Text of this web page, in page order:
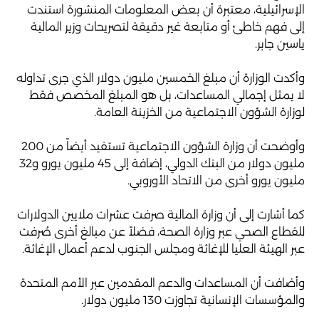
الإسرائيلية، معتبرة أن بعض المعلومات المنشورة استندت
إلى فهم خاطئ أو متابعة غير دقيقة لتصريحات وزير المالية
ياسين جابر.
وأكدت الوزارة أن مبلغ الخمسين مليون دولار الذي جرى تداوله
لا يمثل إجمالي المساعدات، بل هو المبلغ المخصص فقط
لوزارة الشؤون الاجتماعية من الخزينة العامة.
وأوضحت أن وزارة الشؤون الاجتماعية تستفيد أيضاً من 200
مليون دولار من البنك الدولي، إضافة إلى 45 مليون يورو و32
مليون يورو أخرى من الاتحاد الأوروبي.
كما أشارت إلى أن وزارة المالية صرفت عشرات ملايين الدولارات
للقطاع الصحي عبر وزارة الصحة، فضلاً عن مبالغ أخرى صُرفت
عبر الهيئة العليا للإغاثة ومجلس الجنوب لدعم أعمال الإغاثة.
وأضافت أن المساعدات والدعم المقدمين عبر الأمم المتحدة
والمؤسسات الإنسانية تجاوزت 130 مليون دولار.